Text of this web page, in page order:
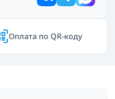
Оплата по QR-коду